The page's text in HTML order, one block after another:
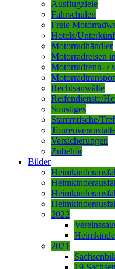
Ausflugziele
Fahrschulen
Freie
Hotels/
Motorradhändler
Motorradreisen
Motorradrenn- /
Rechtsanwälte
Reifendienste/
Sonstiges
Stammtische/
Versicherungen
Zubehör
Bilder
2022
2021